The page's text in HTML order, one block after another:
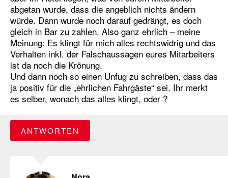
abgetan wurde, dass die angeblich nichts ändern
würde. Dann wurde noch darauf gedrängt, es doch
gleich in Bar zu zahlen. Also ganz ehrlich – meine
Meinung: Es klingt für mich alles rechtswidrig und das
Verhalten inkl. der Falschaussagen eures Mitarbeiters
ist da noch die Krönung.
Und dann noch so einen Unfug zu schreiben, dass das
ja positiv für die „ehrlichen Fahrgäste“ sei. Ihr merkt
es selber, wonach das alles klingt, oder ?
ANTWORTEN